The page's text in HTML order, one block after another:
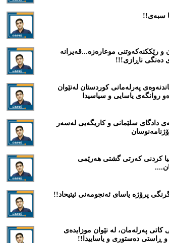
سبەی!!
و رێککنەکەوتنی موعارەزە...قەیرانە
دەنگی ناڕازی!!!
پەرلەمانی كوردستان لەنێوان
روانگەی یاسایی و سیاسیدا
دادگای سلێمانی و کاریگەیی لەسەر
کردنی کەرتی گشتی هەرێمی
پرۆژە یاسای ئەنجومەنی ئیتیحاد!!
پەرلەمان، لە نێوان موزایدەی
ڕاستی دەستوری و یاساییدا!!